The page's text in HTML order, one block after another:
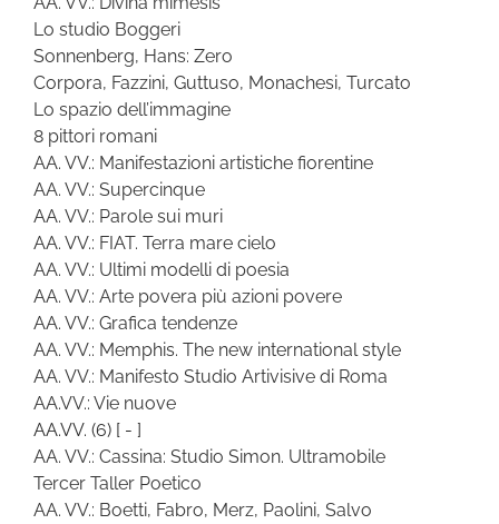
Lo studio Boggeri
Sonnenberg, Hans: Zero
Corpora, Fazzini, Guttuso, Monachesi, Turcato
Lo spazio dell’immagine
8 pittori romani
AA. VV.: Manifestazioni artistiche fiorentine
AA. VV.: Supercinque
AA. VV.: Parole sui muri
AA. VV.: FIAT. Terra mare cielo
AA. VV.: Ultimi modelli di poesia
AA. VV.: Arte povera più azioni povere
AA. VV.: Grafica tendenze
AA. VV.: Memphis. The new international style
AA. VV.: Manifesto Studio Artivisive di Roma
AA.VV.: Vie nuove
AA.VV. (6) [ - ]
AA. VV.: Cassina: Studio Simon. Ultramobile
Tercer Taller Poetico
AA. VV.: Boetti, Fabro, Merz, Paolini, Salvo